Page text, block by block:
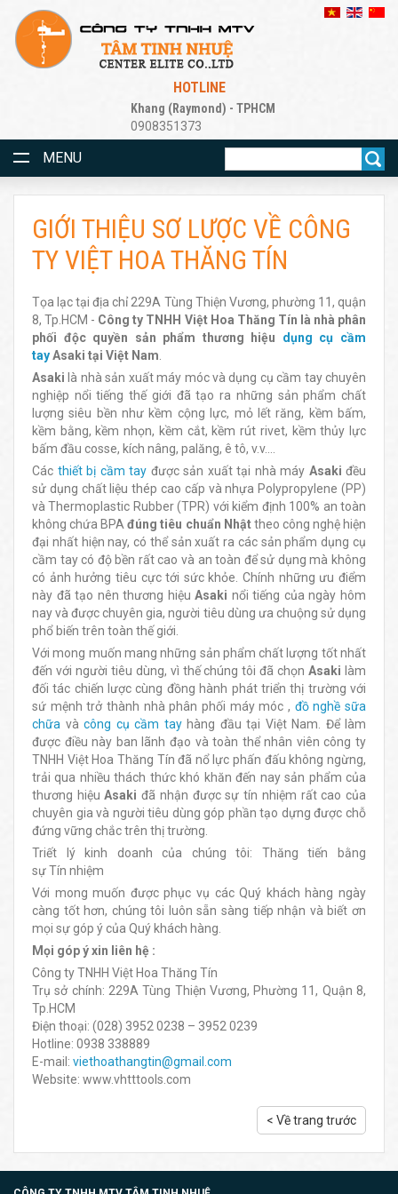
HOTLINE
Khang (Raymond) - TPHCM
0908351373
MENU
GIỚI THIỆU SƠ LƯỢC VỀ CÔNG
TY VIỆT HOA THĂNG TÍN
Tọa lạc tại địa chỉ 229A Tùng Thiện Vương, phường 11, quận
8, Tp.HCM - Công ty TNHH Việt Hoa Thăng Tín là nhà phân
phối độc quyền sản phẩm thương hiệu dụng cụ cầm
tayAsaki tại Việt Nam
Asaki là nhà sản xuất máy móc và dụng cụ cầm tay chuyên
nghiệp nổi tiếng thế giới đã tạo ra những sản phẩm chất
lượng siêu bền như kềm cộng lực, mỏ lết răng, kềm bấm,
kềm bằng, kềm nhọn, kềm cắt, kềm rút rivet, kềm thủy lực
bấm đầu cosse, kích nâng, palăng, ê tô, v.v….
Các thiết bị cầm tay được sản xuất tại nhà máy Asaki đều
sử dụng chất liệu thép cao cấp và nhựa Polypropylene (PP)
và Thermoplastic Rubber (TPR) với kiểm định 100% an toàn
không chứa BPAđúng tiêu chuẩn Nhậttheo công nghệ hiện
đại nhất hiện nay, có thể sản xuất ra các sản phẩm dụng cụ
cầm tay có độ bền rất cao và an toàn để sử dụng mà không
có ảnh hưởng tiêu cực tới sức khỏe. Chính những ưu điểm
này đã tạo nên thương hiệuAsaki nổi tiếng của ngày hôm
nay và được chuyên gia, người tiêu dùng ưa chuộng sử dụng
phổ biến trên toàn thế giới.
Với mong muốn mang những sản phẩm chất lượng tốt nhất
đến với người tiêu dùng, vì thế chúng tôi đã chọnAsaki làm
đối tác chiến lược cùng đồng hành phát triển thị trường với
sứ mệnh trở thành nhà phân phối máy móc , đồ nghề sữa
chữa và công cụ cầm tayhàng đầu tại Việt Nam. Để làm
được điều này ban lãnh đạo và toàn thể nhân viên công ty
TNHH Việt Hoa Thăng Tín đã nổ lực phấn đấu không ngừng,
trải qua nhiều thách thức khó khăn đến nay sản phẩm của
thương hiệuAsaki đã nhận được sự tín nhiệm rất cao của
chuyên gia và người tiêu dùng góp phần tạo dựng được chỗ
đứng vững chắc trên thị trường.
Triết lý kinh doanh của chúng tôi: Thăng tiến bằng
sự Tín nhiệm
Với mong muốn được phục vụ các Quý khách hàng ngày
càng tốt hơn, chúng tôi luôn sẵn sàng tiếp nhận và biết ơn
mọi sự góp ý của Quý khách hàng.
Mọi góp ý xin liên hệ :
Công ty TNHH Việt Hoa Thăng Tín
Trụ sở chính: 229A Tùng Thiện Vương, Phường 11, Quận 8,
Tp.HCM
Điện thoại: (028) 3952 0238 – 3952 0239
Hotline: 0938 338889
E-mail: viethoathangtin@gmail.com
Website: www.vhtttools.com
< Về trang trước